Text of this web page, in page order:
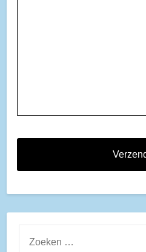
NAAR: